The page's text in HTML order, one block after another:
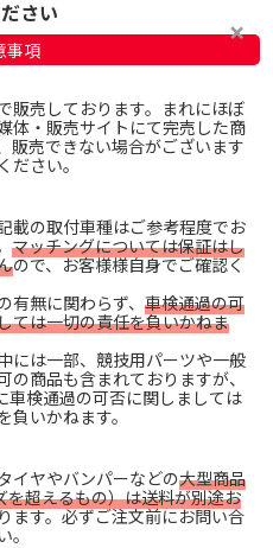
さい
事項
販売しております。まれにほぼ
体・販売サイトにて完売した商
販売できない場合がございます
ださい。
載の取付車種はご参考程度でお
マッチングについては保証はし
ので、お客様様自身でご確認く
有無に関わらず、 車検通過の可
ては一切の責任を負いかねま
には一部、競技用パーツや一般
の商品も含まれておりますが、
車検通過の可否に関しましては
負いかねます。
イヤやバンパーなどの大型商品
を超えるもの）は送料が別途お
ます。必ずご注文前にお問い合